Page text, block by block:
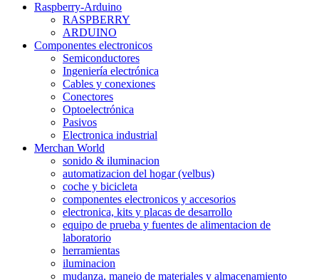
Raspberry-Arduino
RASPBERRY
ARDUINO
Componentes electronicos
Semiconductores
Ingeniería electrónica
Cables y conexiones
Conectores
Optoelectrónica
Pasivos
Electronica industrial
Merchan World
sonido & iluminacion
automatizacion del hogar (velbus)
coche y bicicleta
componentes electronicos y accesorios
electronica, kits y placas de desarrollo
equipo de prueba y fuentes de alimentacion de
laboratorio
herramientas
iluminacion
mudanza, manejo de materiales y almacenamiento